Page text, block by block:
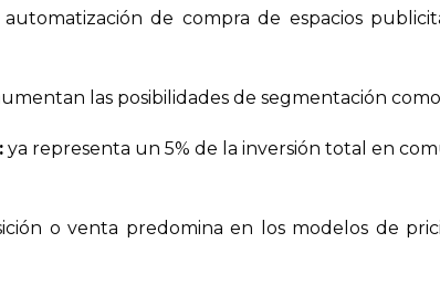
de compra de espacios
las posibilidades de segmentación
ya representa un 5% de la inversión total en
o venta predomina en los modelos de